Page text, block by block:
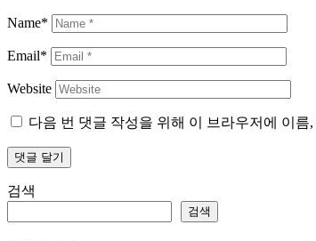
Name*
Email*
Website
다음 번 댓글 작성을 위해 이 브라우저에 이
검색
검색